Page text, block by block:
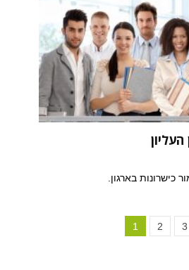
כישרונות בארגון.
1 2 3